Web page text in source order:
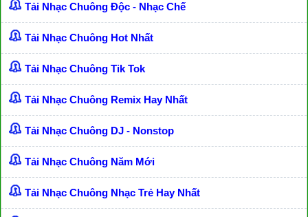
Tải Nhạc Chuông Độc - Nhạc Chế
Tải Nhạc Chuông Hot Nhất
Tải Nhạc Chuông Tik Tok
Tải Nhạc Chuông Remix Hay Nhất
Tải Nhạc Chuông DJ - Nonstop
Tải Nhạc Chuông Năm Mới
Tải Nhạc Chuông Nhạc Trẻ Hay Nhất